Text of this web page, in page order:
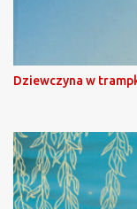
Dziewczyna w